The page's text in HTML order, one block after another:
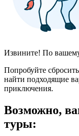
Извините! По
Попробуйте
найти подходящие
приключения.
Возможно,
туры: